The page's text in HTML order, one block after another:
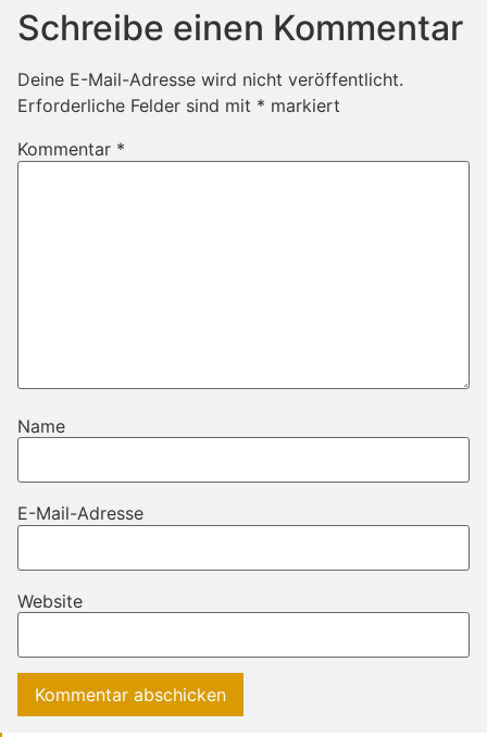
Schreibe einen Kommentar
Deine E-Mail-Adresse wird nicht veröffentlicht.
Erforderliche Felder sind mit * markiert
Kommentar *
Name
E-Mail-Adresse
Website